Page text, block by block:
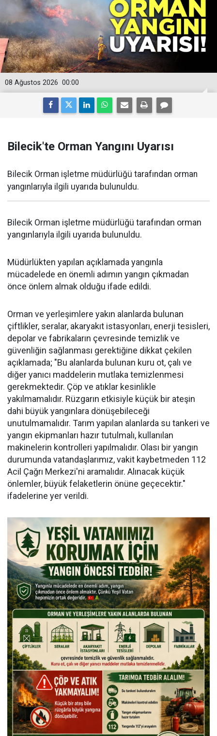
00:00
08 Ağustos 2026
Bilecik'te Orman Yangını Uyarısı
Bilecik Orman işletme müdürlüğü tarafından orman
yangınlarıyla ilgili uyarıda bulunuldu.
Bilecik Orman işletme müdürlüğü tarafından orman
yangınlarıyla ilgili uyarıda bulunuldu.
Müdürlükten yapılan açıklamada yangınla
mücadelede en önemli adımın yangın çıkmadan
önce önlem almak olduğu ifade edildi.
Orman ve yerleşimlere yakın alanlarda bulunan
çiftlikler, seralar, akaryakıt istasyonları, enerji tesisleri,
depolar ve fabrikaların çevresinde temizlik ve
güvenliğin sağlanması gerektiğine dikkat çekilen
açıklamada; "Bu alanlarda bulunan kuru ot, çalı ve
diğer yanıcı maddelerin mutlaka temizlenmesi
gerekmektedir. Çöp ve atıklar kesinlikle
yakılmamalıdır. Rüzgarın etkisiyle küçük bir ateşin
dahi büyük yangınlara dönüşebileceği
unutulmamalıdır. Tarım yapılan alanlarda su tankeri ve
yangın ekipmanları hazır tutulmalı, kullanılan
makinelerin kontrolleri yapılmalıdır. Olası bir yangın
durumunda vatandaşlarımız, vakit kaybetmeden 112
Acil Çağrı Merkezi'ni aramalıdır. Alınacak küçük
önlemler, büyük felaketlerin önüne geçecektir."
ifadelerine yer verildi.